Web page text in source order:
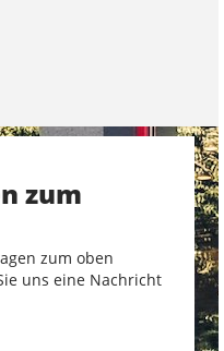
zum
zum oben
uns eine Nachricht